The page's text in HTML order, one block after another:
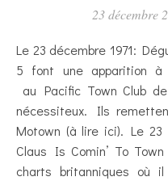
23 décembre
Le 23 décembre 1971: Déguisés en Père Noël, les Jackson
5 font une apparition
au Pacific Town Club
nécessiteux. Ils
Motown (à lire ici). Le 23
Claus Is Comin’ To
charts britanniques où